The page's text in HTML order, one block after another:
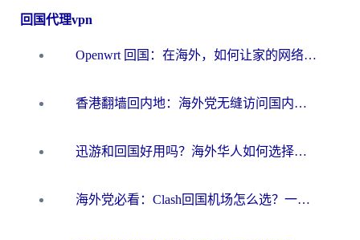
回国代理vpn
Openwrt 回国：在海外，如何让家的网络触手可及
香港翻墙回内地：海外党无缝访问国内资源的加速器选择全攻略
迅游和回国好用吗？海外华人如何选择靠谱的回国加速器
海外党必看：Clash回国机场怎么选？一篇搞定无缝访问国内资源的全攻略